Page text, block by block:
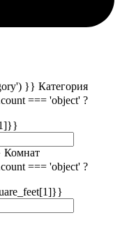
}} Категория
=== 'object' ?
Комнат
=== 'object' ?